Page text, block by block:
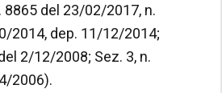
8865 del 23/02/2017, n.
2014, dep. 11/12/2014;
2/12/2008; Sez. 3, n.
2006).